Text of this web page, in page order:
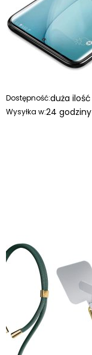
Dostępność:duża ilość
Wysyłka w:24 godziny